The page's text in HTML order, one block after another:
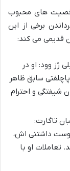
های محبوب
برخی از این
قدیمی می کند:
رُز وود: او در
سابق ظاهر
شیفتگی و احترام
تاگارت:
داشتنی اش،
تعاملات او با